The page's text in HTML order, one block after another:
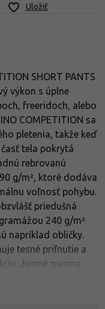
Uložiť
SHORT PANTS
výkon s úplne
freeridoch, alebo
COMPETITION sa
pletenia, takže keď
tela pokrytá
rebrovanú
g/m², ktoré dodáva
voľnosť pohybu.
priedušná
240 g/m²
napríklad obličky.
tesné priľnutie a
Jemné merino
sú príjemne
tričko